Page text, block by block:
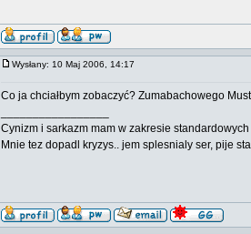
Wysłany: 10 Maj 2006, 14:17
Co ja chciałbym zobaczyć? Zumabachowego
Cynizm i sarkazm mam w zakresie
Mnie tez dopadl kryzys.. jem splesnialy ser, pije